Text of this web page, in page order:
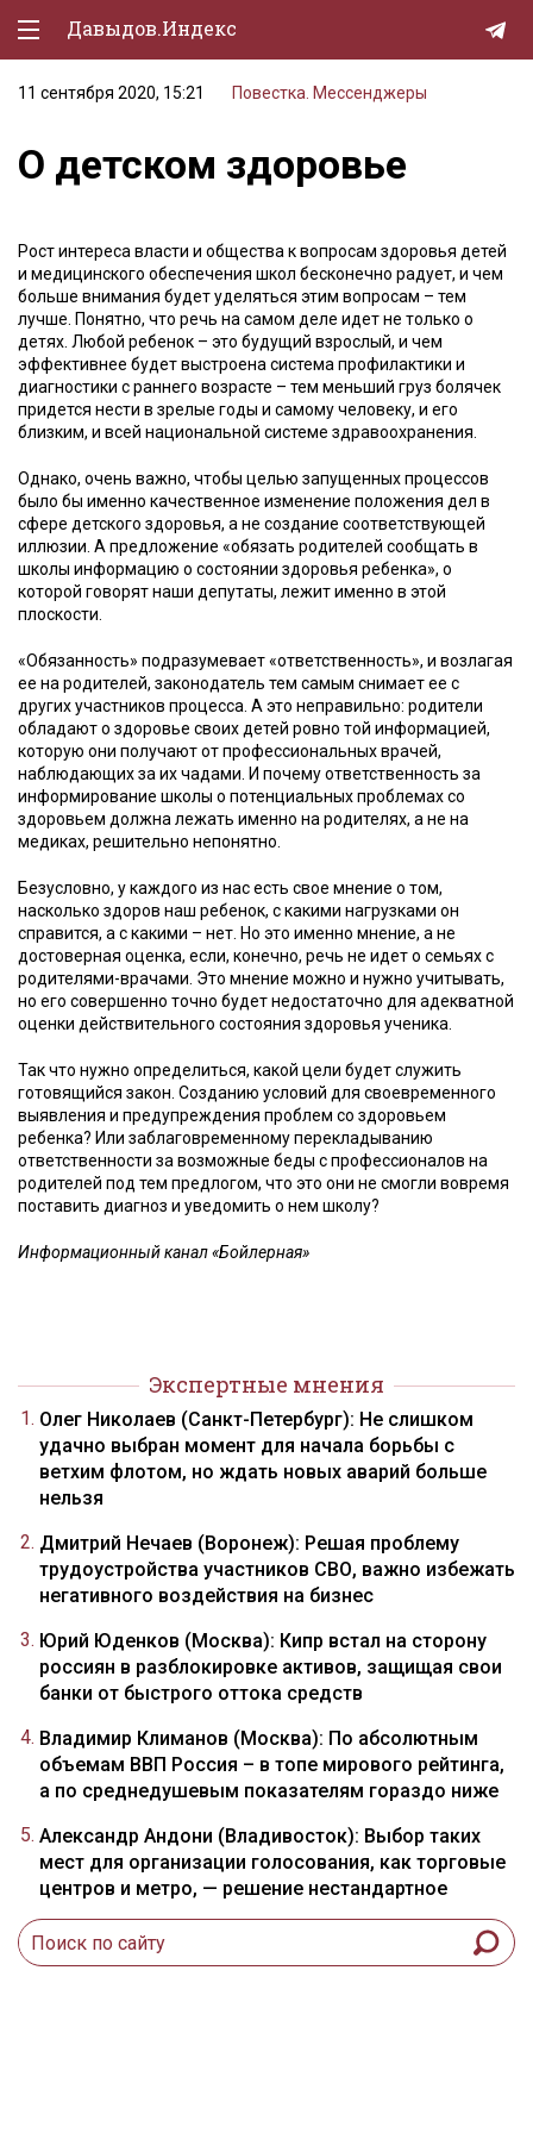
Давыдов.Индекс
Политическая жизнь
Экономика
Образование
Спорт
Культура
Lifestyle
11 сентября 2020, 15:21 Повестка. Мессенджеры
О детском здоровье
Рост интереса власти и общества к вопросам здоровья детей
и медицинского обеспечения школ бесконечно радует, и чем
больше внимания будет уделяться этим вопросам – тем
лучше. Понятно, что речь на самом деле идет не только о
детях. Любой ребенок – это будущий взрослый, и чем
эффективнее будет выстроена система профилактики и
диагностики с раннего возрасте – тем меньший груз болячек
придется нести в зрелые годы и самому человеку, и его
близким, и всей национальной системе здравоохранения.
Однако, очень важно, чтобы целью запущенных процессов
было бы именно качественное изменение положения дел в
сфере детского здоровья, а не создание соответствующей
иллюзии. А предложение «обязать родителей сообщать в
школы информацию о состоянии здоровья ребенка», о
которой говорят наши депутаты, лежит именно в этой
плоскости.
«Обязанность» подразумевает «ответственность», и возлагая
ее на родителей, законодатель тем самым снимает ее с
других участников процесса. А это неправильно: родители
обладают о здоровье своих детей ровно той информацией,
которую они получают от профессиональных врачей,
наблюдающих за их чадами. И почему ответственность за
информирование школы о потенциальных проблемах со
здоровьем должна лежать именно на родителях, а не на
медиках, решительно непонятно.
Безусловно, у каждого из нас есть свое мнение о том,
насколько здоров наш ребенок, с какими нагрузками он
справится, а с какими – нет. Но это именно мнение, а не
достоверная оценка, если, конечно, речь не идет о семьях с
родителями-врачами. Это мнение можно и нужно учитывать,
но его совершенно точно будет недостаточно для адекватной
оценки действительного состояния здоровья ученика.
Так что нужно определиться, какой цели будет служить
готовящийся закон. Созданию условий для своевременного
выявления и предупреждения проблем со здоровьем
ребенка? Или заблаговременному перекладыванию
ответственности за возможные беды с профессионалов на
родителей под тем предлогом, что это они не смогли вовремя
поставить диагноз и уведомить о нем школу?
Информационный канал «Бойлерная»
Экспертные мнения
Олег Николаев (Санкт-Петербург): Не слишком
удачно выбран момент для начала борьбы с
ветхим флотом, но ждать новых аварий больше
нельзя
Дмитрий Нечаев (Воронеж): Решая проблему
трудоустройства участников СВО, важно избежать
негативного воздействия на бизнес
Юрий Юденков (Москва): Кипр встал на сторону
россиян в разблокировке активов, защищая свои
банки от быстрого оттока средств
Владимир Климанов (Москва): По абсолютным
объемам ВВП Россия – в топе мирового рейтинга,
а по среднедушевым показателям гораздо ниже
Александр Андони (Владивосток): Выбор таких
мест для организации голосования, как торговые
центров и метро, — решение нестандартное